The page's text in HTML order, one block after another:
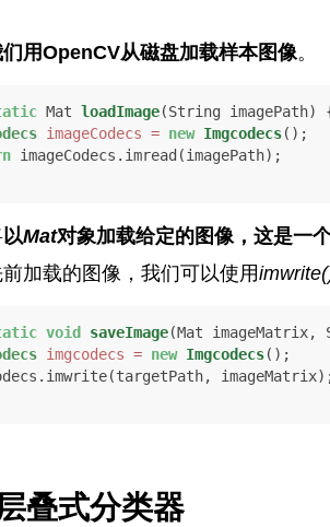
用OpenCV从磁盘加载样本图像。
Mat loadImage(String imagePath)
imageCodecs = new Imgcodecs();
imageCodecs.imread(imagePath);
以Mat对象加载给定的图像，这是一
加载的图像，我们可以使用
void saveImage(Mat
imgcodecs = new Imgcodecs();
叠式分类器